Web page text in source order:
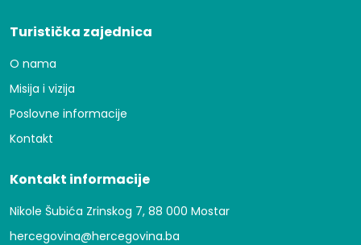
Turistička zajednica
O nama
Misija i vizija
Poslovne informacije
Kontakt
Kontakt informacije
Nikole Šubića Zrinskog 7, 88 000 Mostar
hercegovina@hercegovina.ba